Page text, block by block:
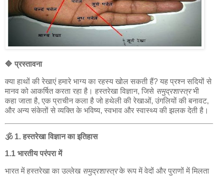
🔷 प्रस्तावना
क्या हाथों की रेखाएं हमारे भाग्य का रहस्य खोल सकती हैं? यह प्रश्न सदियों से
मानव को आकर्षित करता रहा है। हस्तरेखा विज्ञान, जिसे समुद्रशास्त्र भी
कहा जाता है, एक प्राचीन कला है जो हथेली की रेखाओं, उंगलियों की बनावट,
और अन्य संकेतों से व्यक्ति के भविष्य, स्वभाव और स्वास्थ्य की झलक देती है।
🕉️1.हस्तरेखा विज्ञान का इतिहास
1.1 भारतीय परंपरा में
भारत में हस्तरेखा का उल्लेख समुद्रशास्त्र के रूप में वेदों और पुराणों में मिलता